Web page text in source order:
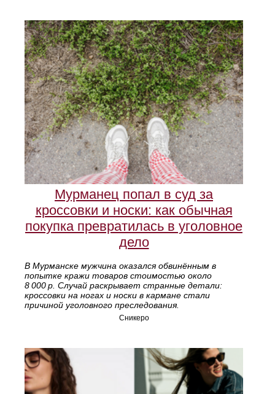
Мурманец попал в суд за
кроссовки и носки: как обычная
покупка превратилась в уголовное
дело
В Мурманске мужчина оказался обвинённым в
попытке кражи товаров стоимостью около
8 000 р. Случай раскрывает странные детали:
кроссовки на ногах и носки в кармане стали
причиной уголовного преследования.
Сникеро